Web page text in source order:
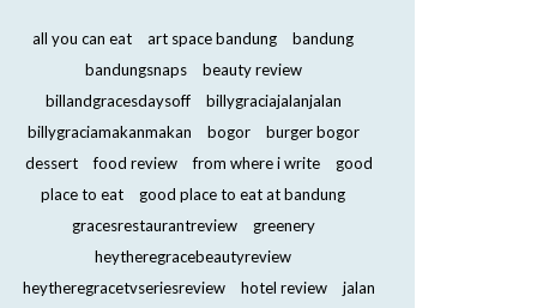
all you can eat art space bandung
bandung
bandungsnaps
beauty review
billandgracesdaysoff
billygraciajalanjalan
billygraciamakanmakan
bogor
burger bogor
dessert
food review from where i write
good
place to eat
good place to eat at bandung
gracesrestaurantreview
greenery
heytheregracebeautyreview
heytheregracetvseriesreview
hotel review
jalan